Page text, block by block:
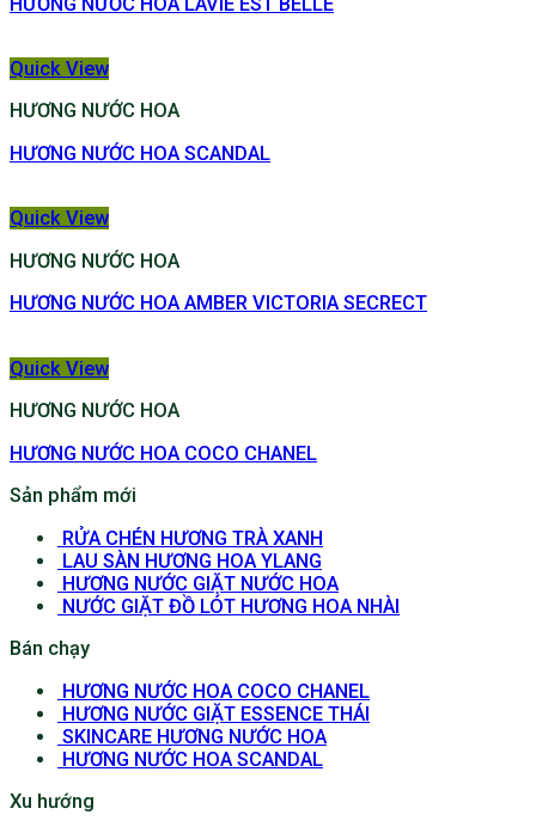
Quick View
HƯƠNG NƯỚC HOA
HƯƠNG NƯỚC HOA SCANDAL
Quick View
HƯƠNG NƯỚC HOA
HƯƠNG NƯỚC HOA AMBER VICTORIA SECRECT
Quick View
HƯƠNG NƯỚC HOA
HƯƠNG NƯỚC HOA COCO CHANEL
Sản phẩm mới
RỬA CHÉN HƯƠNG TRÀ XANH
LAU SÀN HƯƠNG HOA YLANG
HƯƠNG NƯỚC GIẶT NƯỚC HOA
NƯỚC GIẶT ĐỒ LÓT HƯƠNG HOA NHÀI
Bán chạy
HƯƠNG NƯỚC HOA COCO CHANEL
HƯƠNG NƯỚC GIẶT ESSENCE THÁI
SKINCARE HƯƠNG NƯỚC HOA
HƯƠNG NƯỚC HOA SCANDAL
Xu hướng